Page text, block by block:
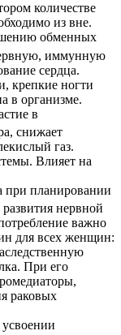
количестве
из вне.
обменных
иммунную
сердца.
крепкие ногти
в организме.
в
снижает
газ.
Влияет на
при планировании
нервной
важно
для всех женщин:
При его
раковых
усвоении